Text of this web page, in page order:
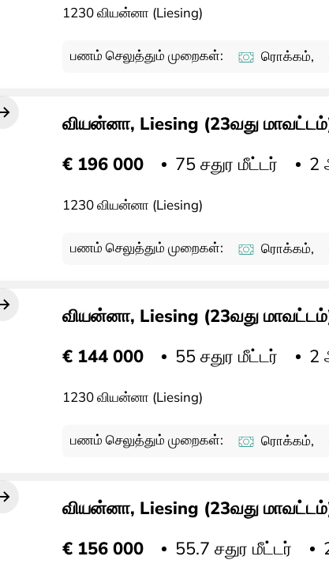
1230 வியன்னா (Liesing)
பணம் செலுத்தும் முறைகள்: ரொக்கம்,
வியன்னா, Liesing (23வது
€ 196 000
75 சதுர மீட்டர் 2
1230 வியன்னா (Liesing)
பணம் செலுத்தும் முறைகள்: ரொக்கம்,
வியன்னா, Liesing (23வது
€ 144 000
55 சதுர மீட்டர் 2
1230 வியன்னா (Liesing)
பணம் செலுத்தும் முறைகள்: ரொக்கம்,
வியன்னா, Liesing (23வது
€ 156 000
55.7 சதுர மீட்டர்